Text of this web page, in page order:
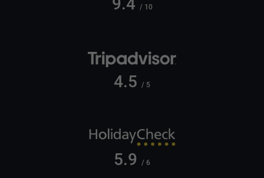
/ 10
4.5 / 5
5.9 / 6